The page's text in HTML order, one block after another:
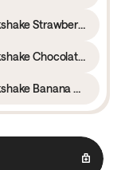
Barebells Milkshake Strawberry 330 ml
Barebells Milkshake Chocolate 330 ml
Barebells Milkshake Banana 330 ml